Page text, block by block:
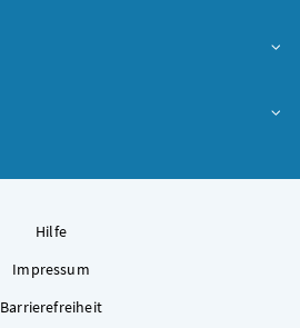
Hilfe
Impressum
Barrierefreiheit